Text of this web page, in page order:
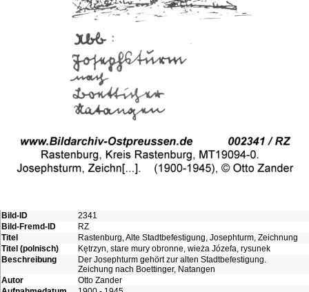
Bild-ID
2341
Bild-Fremd-ID
RZ
Titel
Rastenburg, Alte Stadtbefestigung, Josephturm, Zeichnung
Titel (polnisch)
Kętrzyn, stare mury obronne, wieża Józefa, rysunek
Beschreibung
Der Josephturm gehört zur alten Stadtbefestigung.
Zeichung nach Boettinger, Natangen
Autor
Otto Zander